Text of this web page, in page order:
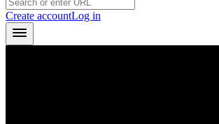
Create accountLog in